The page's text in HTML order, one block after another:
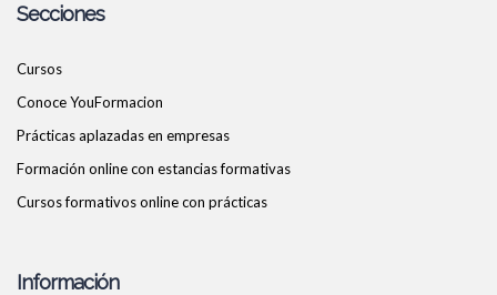
Secciones
Cursos
Conoce YouFormacion
Prácticas aplazadas en empresas
Formación online con estancias formativas
Cursos formativos online con prácticas
Información